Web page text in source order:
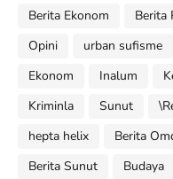
Berita Ekonom
Berita
Opini
urban sufisme
Ekonom
Inalum
Kriminla
Sunut
hepta helix
Berita
Berita Sunut
Budaya